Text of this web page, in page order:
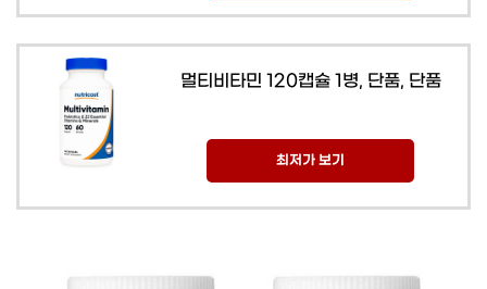
멀티비타민 120캡슐 1병, 단품, 단품
최저가 보기